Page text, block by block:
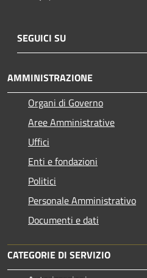
SEGUICI SU
AMMINISTRAZIONE
Organi di Governo
Aree Amministrative
Uffici
Enti e fondazioni
Politici
Personale Amministrativo
Documenti e dati
CATEGORIE DI SERVIZIO